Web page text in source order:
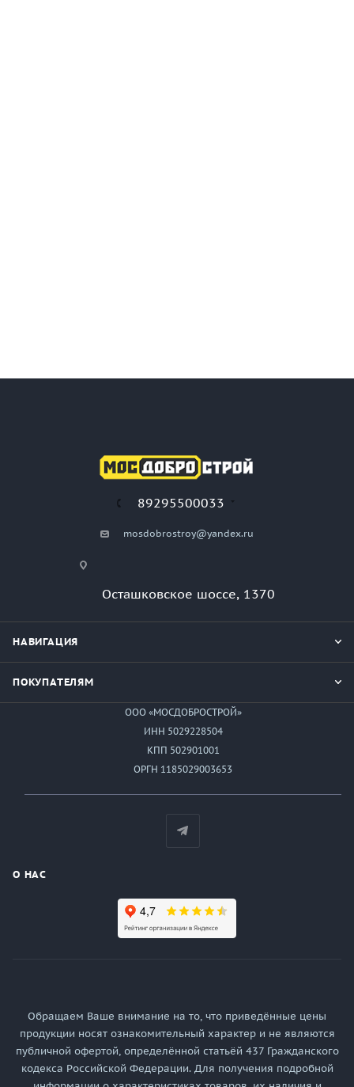
89295500033
mosdobrostroy@yandex.ru
Осташковское шоссе, 1370
НАВИГАЦИЯ
ПОКУПАТЕЛЯМ
ООО «МОСДОБРОСТРОЙ»
ИНН 5029228504
КПП 502901001
ОРГН 1185029003653
О НАС
Обращаем Ваше внимание на то, что приведённые цены
продукции носят ознакомительный характер и не являются
публичной офертой, определённой статьёй 437 Гражданского
кодекса Российской Федерации. Для получения подробной